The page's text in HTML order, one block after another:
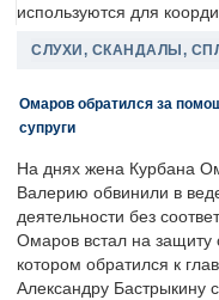
используются для
СЛУХИ, СКАНДАЛЫ,
Омаров обратился за
супруги
На днях жена Курбана
Валерию обвинили в
деятельности без
Омаров встал на защиту
котором обратился к
Александру Бастрыкину